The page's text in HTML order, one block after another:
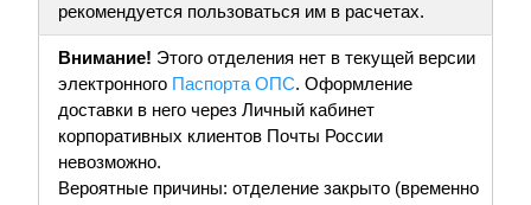
рекомендуется пользоваться им в расчетах.
Внимание! Этого отделения нет в текущей версии
электронного Паспорта ОПС. Оформление
доставки в него через Личный кабинет
корпоративных клиентов Почты России
невозможно.
Вероятные причины: отделение закрыто (временно